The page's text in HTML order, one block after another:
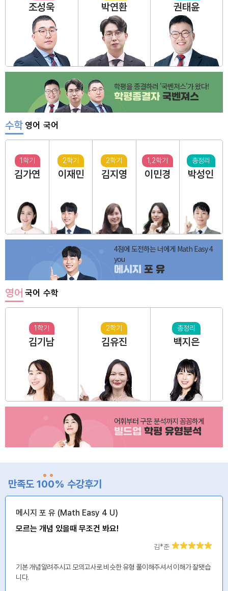
조성욱 박연환 권태윤
학평을 종결하러 '국벤져스'가 왔다!
학평종결자국벤져스
수학 영어 국어
1학기
김가연
2학기
이재민
2학기
김지영
1,2학기
이민경
총정리
박성인
4점에 도전하는 너에게 Math Easy 4
you
메시지 포 유
영어 국어 수학
1학기
김기남
2학기
김유진
총정리
백지은
어휘부터 구문 분석까지 꼼꼼하게
빌드업 학평 유형분석
만족도 100% 수강후기
메시지 포 유 (Math Easy 4 U)
모르는 개념 있을때 무조건 봐요!
김*준
기본 개념알려주시고 모의고사로 비슷한 유형 풀이해주셔서 이해가 잘됏습
니다.